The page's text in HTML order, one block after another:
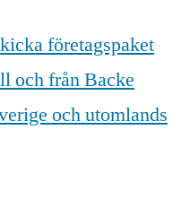
företagspaket
och från Backe
och utomlands